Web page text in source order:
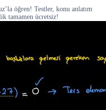
öğren! Testler, konu anlatım
tamamen ücretsiz!